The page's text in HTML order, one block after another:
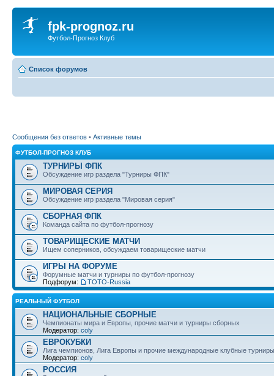
fpk-prognoz.ru
Футбол-Прогноз Клуб
Список форумов
Сообщения без ответов • Активные темы
ФУТБОЛ-ПРОГНОЗ КЛУБ
ТУРНИРЫ ФПК
Обсуждение игр раздела "Турниры ФПК"
МИРОВАЯ СЕРИЯ
Обсуждение игр раздела "Мировая серия"
СБОРНАЯ ФПК
Команда сайта по футбол-прогнозу
ТОВАРИЩЕСКИЕ МАТЧИ
Ищем соперников, обсуждаем товарищеские матчи
ИГРЫ НА ФОРУМЕ
Форумные матчи и турниры по футбол-прогнозу
Подфорум:
ТОТО-Russia
РЕАЛЬНЫЙ ФУТБОЛ
НАЦИОНАЛЬНЫЕ СБОРНЫЕ
Чемпионаты мира и Европы, прочие матчи и турниры сборных
Модератор: coly
ЕВРОКУБКИ
Лига чемпионов, Лига Европы и прочие международные клубные турниры
Модератор: coly
РОССИЯ